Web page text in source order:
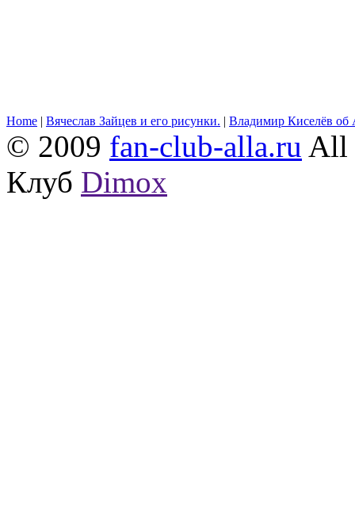
Home | Вячеслав Зайцев и его рисунки. | Владимир Киселёв об
© 2009 fan-club-alla.ru All
Клуб Dimox